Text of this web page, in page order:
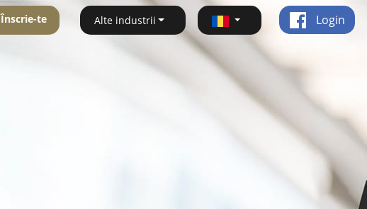
Înscrie-te Alte industrii Login